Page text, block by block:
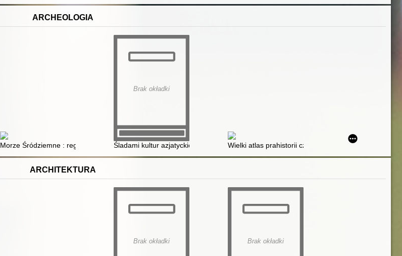
ARCHEOLOGIA
Morze Śródziemne : region i jego dzieje
Brak okładki
Śladami kultur azjatyckich : Część I : od Jerycha do Pomostu Beringa
Wielki atlas prahistorii człowieka
ARCHITEKTURA
Brak okładki Brak okładki